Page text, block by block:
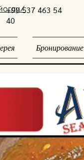
+90 537 463 54
40
Бронирование